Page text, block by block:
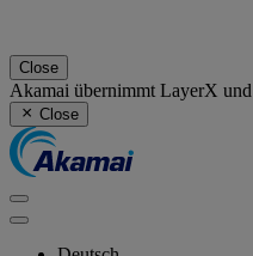
Close
Akamai übernimmt LayerX
Close